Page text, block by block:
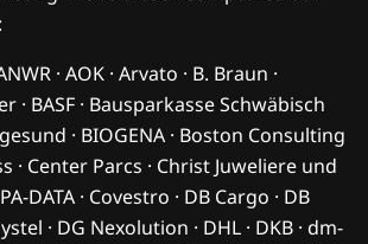
· AOK · Arvato · B. Braun ·
· BASF · Bausparkasse Schwäbisch
· BIOGENA · Boston Consulting
· Center Parcs · Christ Juweliere und
DATA · Covestro · DB Cargo · DB
· DG Nexolution · DHL · DKB · dm-